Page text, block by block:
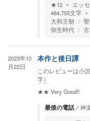
★12 エッ
484,755文字
大和王朝
弥生時代
2023年10
月22日
本作と後日譚
このレビューは小
字）
★★ Very Good!!
最後の電話／神